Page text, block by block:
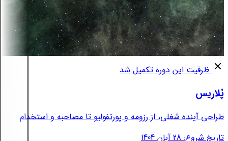
ظرفیت این دوره تکمیل شد
پُلاریس
طراحی آینده شغلی، از رزومه و پورتفولیو تا مصاحبه و استخدام
تاریخ شروع: 28 آبان 1404